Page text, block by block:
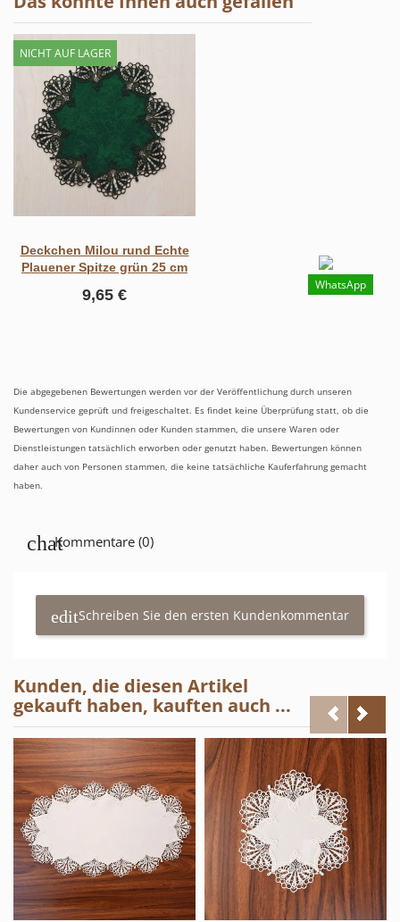
NICHT AUF LAGER
Deckchen Milou rund Echte
Plauener Spitze grün 25 cm
9,65 €
Die abgegebenen Bewertungen werden vor der Veröffentlichung durch unseren
Kundenservice geprüft und freigeschaltet. Es findet keine Überprüfung statt, ob die
Bewertungen von Kundinnen oder Kunden stammen, die unsere Waren oder
Dienstleistungen tatsächlich erworben oder genutzt haben. Bewertungen können
daher auch von Personen stammen, die keine tatsächliche Kauferfahrung gemacht
haben.
Kommentare (0)
Schreiben Sie den ersten Kundenkommentar
Kunden, die diesen Artikel
gekauft haben, kauften auch ...
WhatsApp